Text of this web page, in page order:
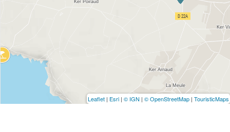
Leaflet | Esri | © IGN | © OpenStreetMap | TouristicMaps